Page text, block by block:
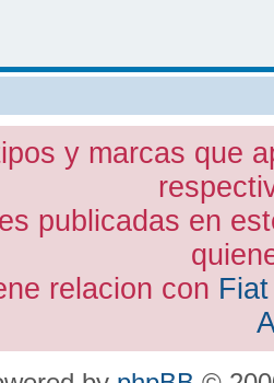
y marcas que
publicadas en
relacion con